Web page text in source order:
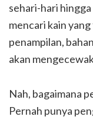
sehari-hari hingga
mencari kain
penampilan,
akan
Nah, bagaimana
Pernah punya